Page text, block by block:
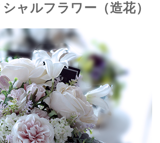
ャルフラワー（造花）